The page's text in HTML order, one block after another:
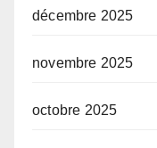
décembre 2025
novembre 2025
octobre 2025